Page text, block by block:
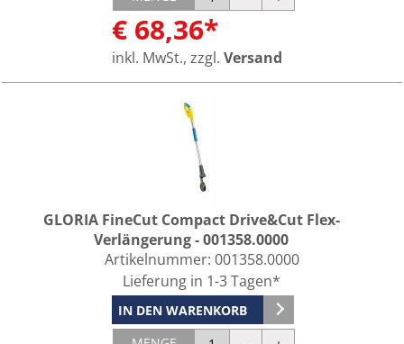
€ 68,36*
inkl. MwSt., zzgl. Versand
GLORIA FineCut Compact Drive&Cut Flex-
Verlängerung - 001358.0000
Artikelnummer: 001358.0000
Lieferung in 1-3 Tagen*
IN DEN WARENKORB